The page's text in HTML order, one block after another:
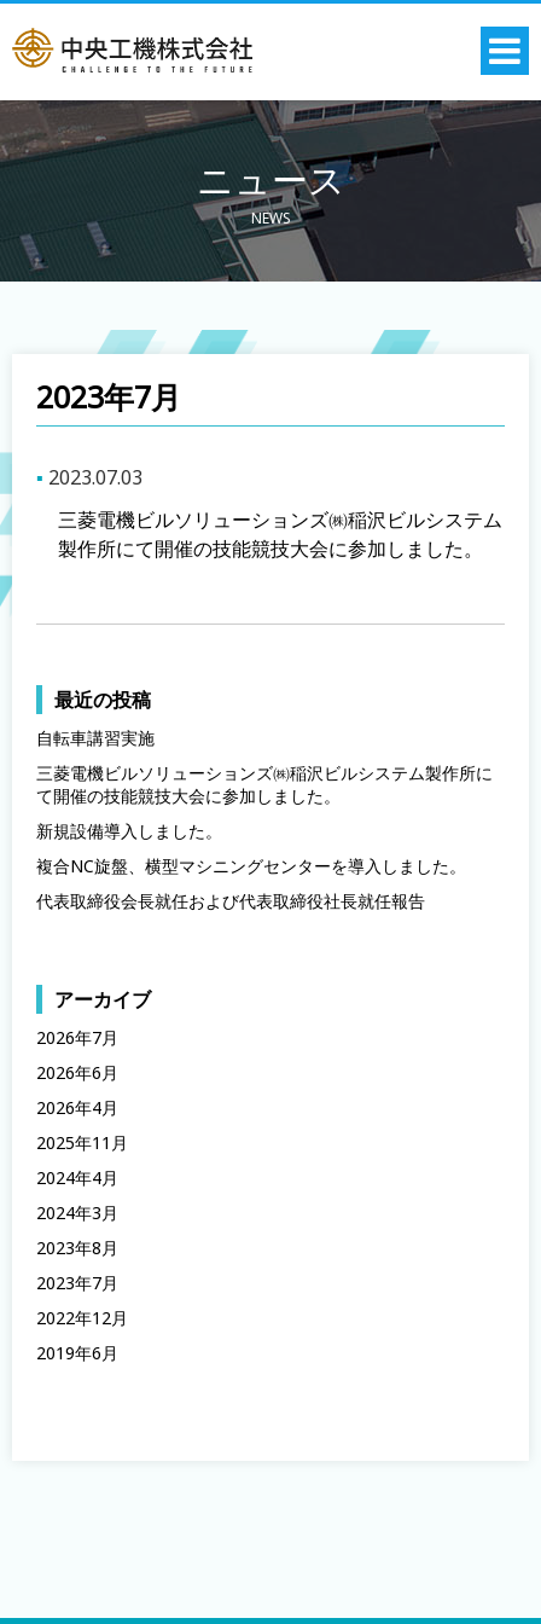
ニュース
NEWS
2023年7月
2023.07.03
三菱電機ビルソリューションズ㈱稲沢ビルシステム
製作所にて開催の技能競技大会に参加しました。
最近の投稿
自転車講習実施
三菱電機ビルソリューションズ㈱稲沢ビルシステム製作所に
て開催の技能競技大会に参加しました。
新規設備導入しました。
複合NC旋盤、横型マシニングセンターを導入しました。
代表取締役会長就任および代表取締役社長就任報告
アーカイブ
2026年7月
2026年6月
2026年4月
2025年11月
2024年4月
2024年3月
2023年8月
2023年7月
2022年12月
2019年6月